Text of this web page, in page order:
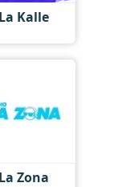
La Kalle
La Zona